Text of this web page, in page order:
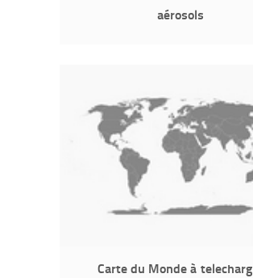
aérosols
Carte du Monde à